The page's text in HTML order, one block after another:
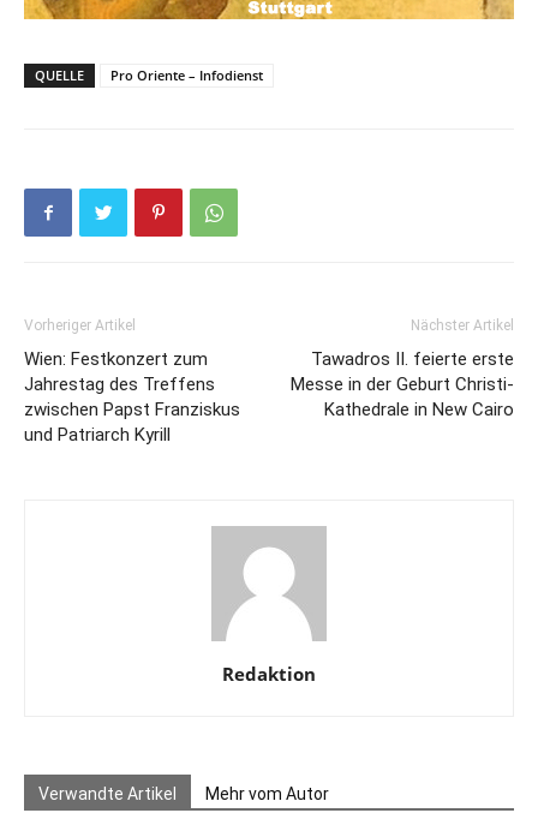
QUELLE Pro Oriente – Infodienst
Vorheriger Artikel
Wien: Festkonzert zum
Jahrestag des Treffens
zwischen Papst Franziskus
und Patriarch Kyrill
Nächster Artikel
Tawadros II. feierte erste
Messe in der Geburt Christi-
Kathedrale in New Cairo
Redaktion
Verwandte Artikel Mehr vom Autor